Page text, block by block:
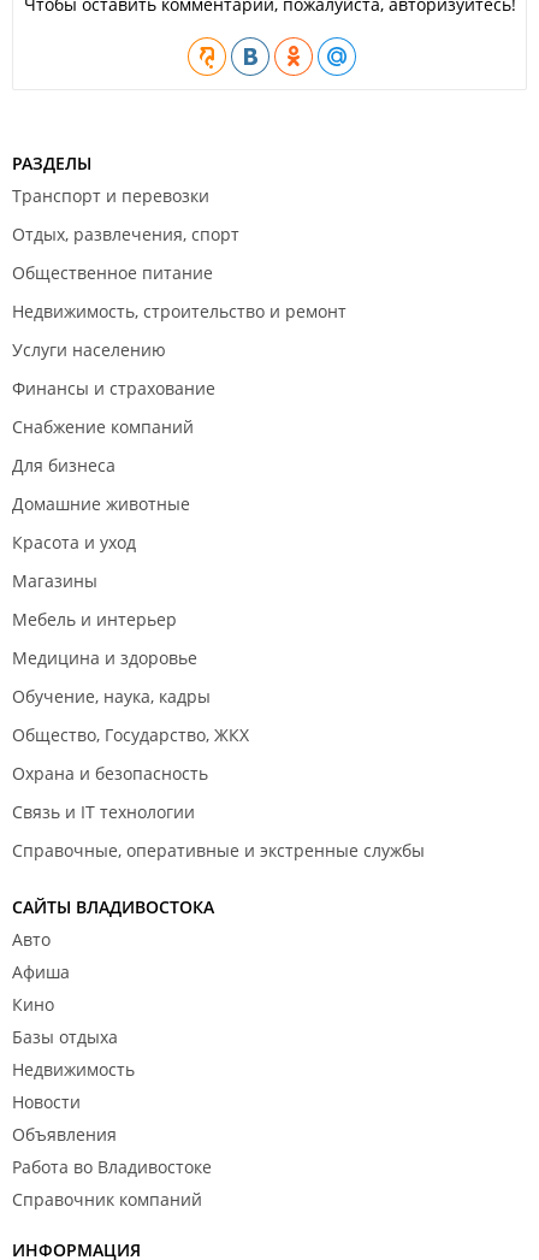
РАЗДЕЛЫ
Транспорт и перевозки
Отдых, развлечения, спорт
Общественное питание
Недвижимость, строительство и ремонт
Услуги населению
Финансы и страхование
Снабжение компаний
Для бизнеса
Домашние животные
Красота и уход
Магазины
Мебель и интерьер
Медицина и здоровье
Обучение, наука, кадры
Общество, Государство, ЖКХ
Охрана и безопасность
Связь и IT технологии
Справочные, оперативные и экстренные службы
САЙТЫ ВЛАДИВОСТОКА
Авто
Афиша
Кино
Базы отдыха
Недвижимость
Новости
Объявления
Работа во Владивостоке
Справочник компаний
ИНФОРМАЦИЯ